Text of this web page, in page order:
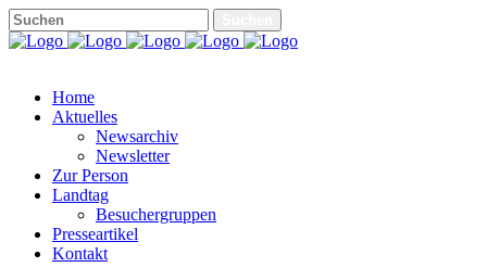
Home
Aktuelles
Newsarchiv
Newsletter
Zur Person
Landtag
Besuchergruppen
Presseartikel
Kontakt